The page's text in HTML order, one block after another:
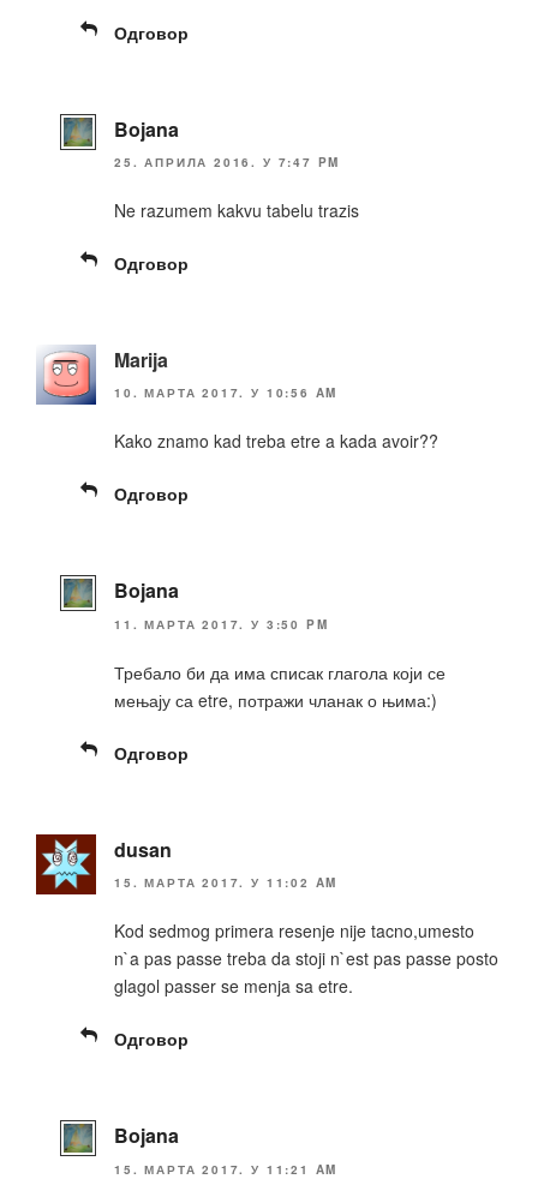
Одговор
Bojana
25. АПРИЛА 2016. У 7:47 PM
Ne razumem kakvu tabelu trazis
Одговор
Marija
10. МАРТА 2017. У 10:56 AM
Kako znamo kad treba etre a kada avoir??
Одговор
Bojana
11. МАРТА 2017. У 3:50 PM
Требало би да има списак глагола који се
мењају са etre, потражи чланак о њима:)
Одговор
dusan
15. МАРТА 2017. У 11:02 AM
Kod sedmog primera resenje nije tacno,umesto
n`a pas passe treba da stoji n`est pas passe posto
glagol passer se menja sa etre.
Одговор
Bojana
15. МАРТА 2017. У 11:21 AM